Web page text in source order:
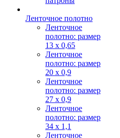
Ленточное полотно
Ленточное
полотно: размер
13 х 0,65
Ленточное
полотно: размер
20 х 0,9
Ленточное
полотно: размер
27 х 0,9
Ленточное
полотно: размер
34 х 1,1
Ленточное